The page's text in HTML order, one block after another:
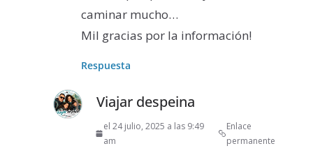
caminar mucho…
Mil gracias por la información!
Respuesta
Viajar despeina
el 24 julio, 2025 a las 9:49
am
Enlace
permanente